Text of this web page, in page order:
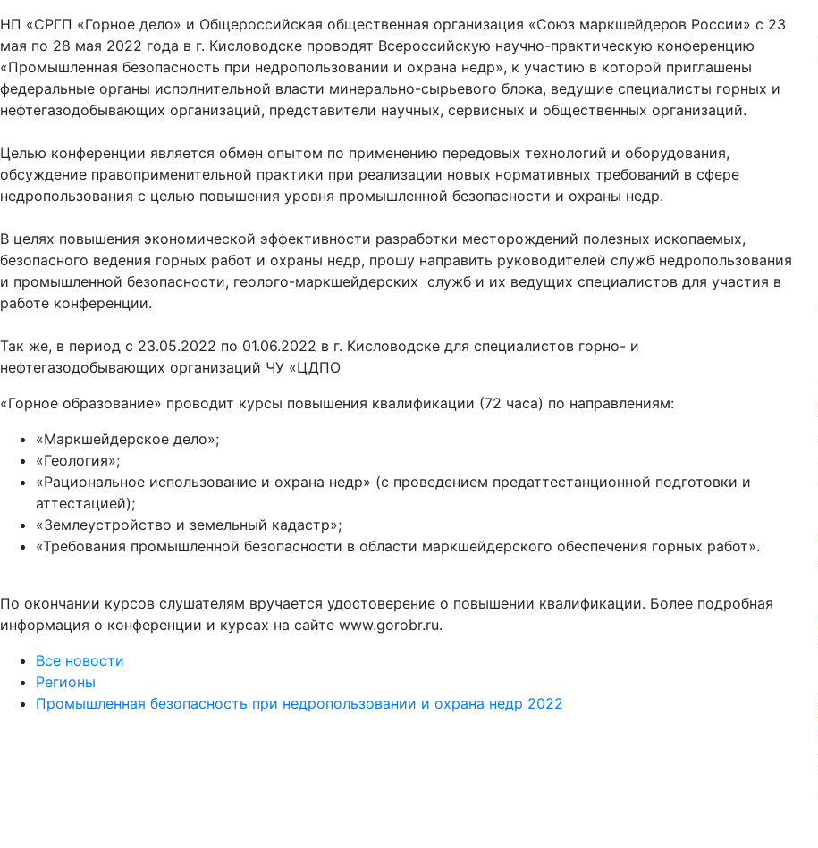
НП «СРГП «Горное дело» и Общероссийская общественная организация «Союз маркшейдеров России» с 23
мая по 28 мая 2022 года в г. Кисловодске проводят Всероссийскую научно-практическую конференцию
«Промышленная безопасность при недропользовании и охрана недр», к участию в которой приглашены
федеральные органы исполнительной власти минерально-сырьевого блока, ведущие специалисты горных и
нефтегазодобывающих организаций, представители научных, сервисных и общественных организаций.
Целью конференции является обмен опытом по применению передовых технологий и оборудования,
обсуждение правоприменительной практики при реализации новых нормативных требований в сфере
недропользования с целью повышения уровня промышленной безопасности и охраны недр.
В целях повышения экономической эффективности разработки месторождений полезных ископаемых,
безопасного ведения горных работ и охраны недр, прошу направить руководителей служб недропользования
и промышленной безопасности, геолого-маркшейдерских служб и их ведущих специалистов для участия в
работе конференции.
Так же, в период с 23.05.2022 по 01.06.2022 в г. Кисловодске для специалистов горно- и
нефтегазодобывающих организаций ЧУ «ЦДПО
«Горное образование» проводит курсы повышения квалификации (72 часа) по направлениям:
«Маркшейдерское дело»;
«Геология»;
«Рациональное использование и охрана недр» (с проведением предаттестанционной подготовки и
аттестацией);
«Землеустройство и земельный кадастр»;
«Требования промышленной безопасности в области маркшейдерского обеспечения горных работ».
По окончании курсов слушателям вручается удостоверение о повышении квалификации. Более подробная
информация о конференции и курсах на сайте www.gorobr.ru.
Все новости
Регионы
Промышленная безопасность при недропользовании и охрана недр 2022